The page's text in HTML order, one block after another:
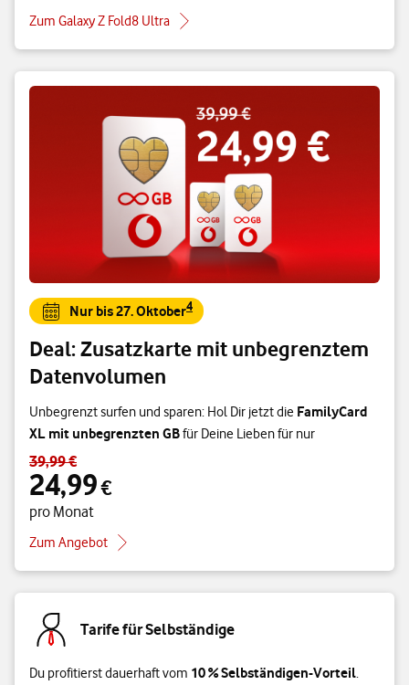
Zum Galaxy Z Fold8 Ultra
Nur bis 27. Oktober4
Deal: Zusatzkarte mit unbegrenztem
Datenvolumen
Unbegrenzt surfen und sparen: Hol Dir jetzt die FamilyCard
XL mit unbegrenzten GBfür Deine Lieben für nur
Standardpreis 39,99 € – Angebotspreis 24,99 € pro Monat
39,99 €
24,99€
pro Monat
Zum Angebot
Tarife für Selbständige
Du profitierst dauerhaft vom 10 % Selbständigen-Vorteil.